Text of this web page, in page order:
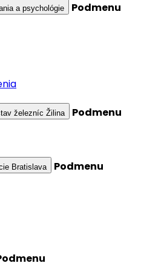
a psychológie Podmenu
železníc Žilina
Podmenu
Bratislava
Podmenu